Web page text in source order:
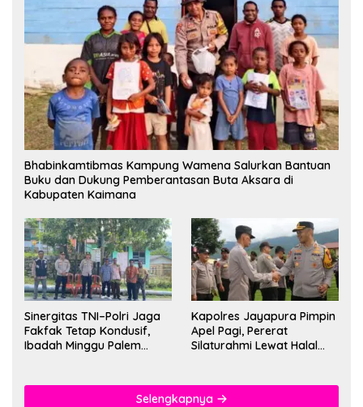
Bhabinkamtibmas Kampung Wamena Salurkan Bantuan
Buku dan Dukung Pemberantasan Buta Aksara di
Kabupaten Kaimana
Sinergitas TNI–Polri Jaga
Fakfak Tetap Kondusif,
Ibadah Minggu Palem
Kapolres Jayapura Pimpin
Apel Pagi, Pererat
Silaturahmi Lewat Halal
Selengkapnya